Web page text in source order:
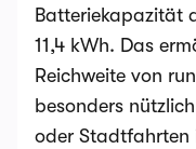
Batteriekapazität
11,4 kWh. Das
Reichweite von
besonders
oder Stadtfahrten